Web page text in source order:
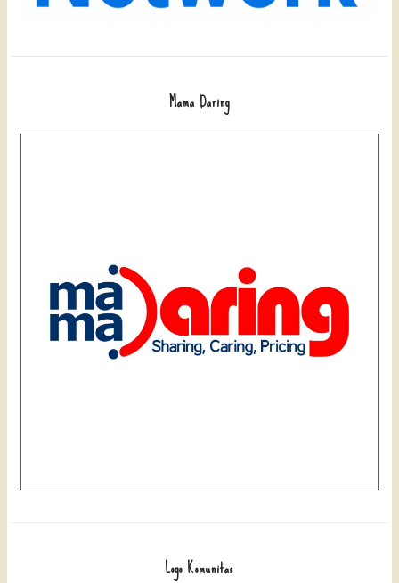
Mama Daring
Logo Komunitas